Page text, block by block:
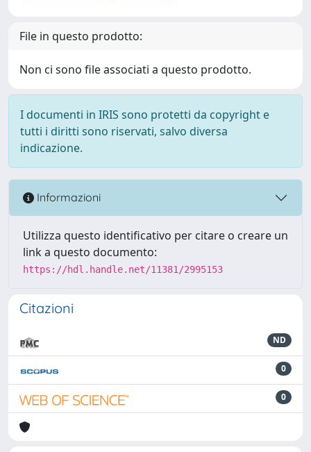
File in questo prodotto:
Non ci sono file associati a questo prodotto.
I documenti in IRIS sono protetti da copyright e
tutti i diritti sono riservati, salvo diversa
indicazione.
Informazioni
Utilizza questo identificativo per citare o creare un
link a questo documento:
https://hdl.handle.net/11381/2995153
Citazioni
ND
0
0